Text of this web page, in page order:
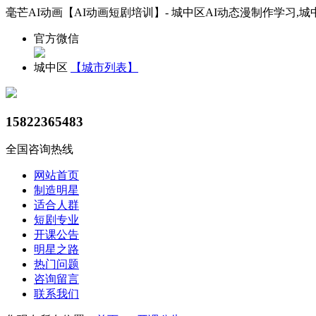
毫芒AI动画【AI动画短剧培训】- 城中区AI动态漫制作学习,城
官方微信
城中区 【城市列表】
15822365483
全国咨询热线
网站首页
制造明星
适合人群
短剧专业
开课公告
明星之路
热门问题
咨询留言
联系我们